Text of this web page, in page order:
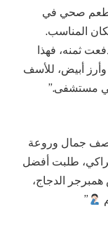
مطعم صحي في
المناسب.
ثمنه، فهذا
أبيض، للأسف
مستشفى.”
وصف جمال وروعة
طلبت أفضل
همبرجر الدجاج،
”